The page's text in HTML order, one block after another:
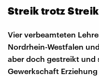
Streik trotz
Vier verbeamteten
Nordrhein-Westfalen
aber doch gestreikt und
Gewerkschaft